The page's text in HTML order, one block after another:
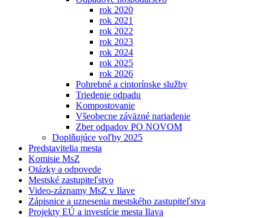
rok 2020
rok 2021
rok 2022
rok 2023
rok 2024
rok 2025
rok 2026
Pohrebné a cintorínske služby
Triedenie odpadu
Kompostovanie
Všeobecne záväzné nariadenie
Zber odpadov PO NOVOM
Doplňujúce voľby 2025
Predstavitelia mesta
Komisie MsZ
Otázky a odpovede
Mestské zastupiteľstvo
Video-záznamy MsZ v Ilave
Zápisnice a uznesenia mestského zastupiteľstva
Projekty EÚ a investície mesta Ilava